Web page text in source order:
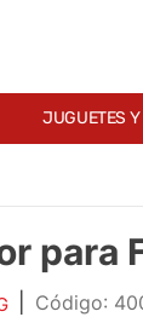
JUGUETES Y
para
: